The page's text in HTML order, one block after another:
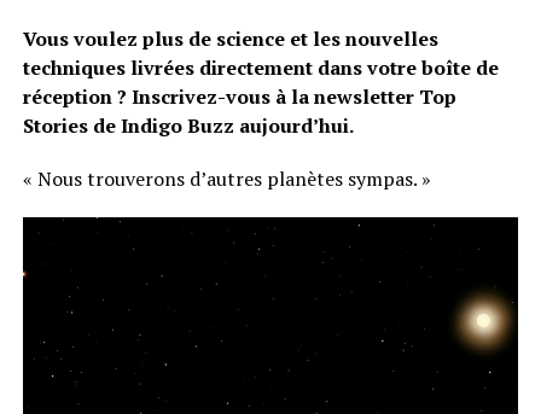
Vous voulez plus de scienceet les nouvelles
techniques livrées directement dans votre boîte de
réception ? Inscrivez-vous à la newsletter Top
Stories de Indigo Buzz aujourd’hui.
« Nous trouverons d’autres planètes sympas. »